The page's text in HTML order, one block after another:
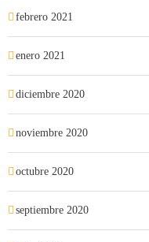
febrero 2021
enero 2021
diciembre 2020
noviembre 2020
octubre 2020
septiembre 2020